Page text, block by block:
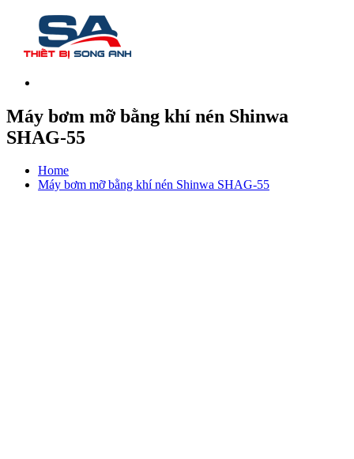
Máy bơm mỡ bằng khí nén Shinwa
SHAG-55
Home
Máy bơm mỡ bằng khí nén Shinwa SHAG-55